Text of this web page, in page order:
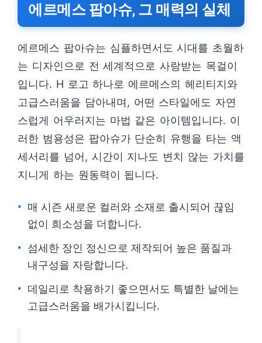
에르메스 팝아슈, 그 매력의 실체
에르메스 팝아슈는 심플하면서도 시대를 초월하
는 디자인으로 전 세계적으로 사랑받는 목걸이
입니다. H 로고 하나로 에르메스의 헤리티지와
고급스러움을 담아내며, 어떤 스타일에도 자연
스럽게 어우러지는 마법 같은 아이템입니다. 이
러한 범용성은 팝아슈가 단순히 유행을 타는 액
세서리를 넘어, 시간이 지나도 변치 않는 가치를
지니게 하는 원동력이 됩니다.
매 시즌 새로운 컬러와 소재로 출시되어 끊임
없이 희소성을 더합니다.
섬세한 장인 정신으로 제작되어 높은 품질과
내구성을 자랑합니다.
데일리로 착용하기 좋으면서도 특별한 날에는
고급스러움을 배가시킵니다.